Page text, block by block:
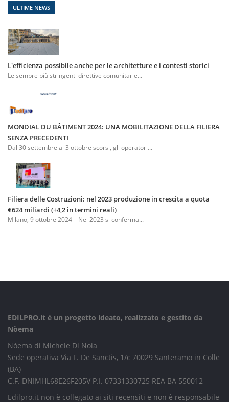
ULTIME NEWS
L'efficienza possibile anche per le architetture e i contesti storici
Le sempre più stringenti direttive comunitarie...
MONDIAL DU BÂTIMENT 2024: UNA MOBILITAZIONE DELLA FILIERA
SENZA PRECEDENTI
Dal 30 settembre al 3 ottobre scorsi, gli operatori...
Filiera delle Costruzioni: nel 2023 produzione in crescita a quota
€624 miliardi (+4,2 in termini reali)
Milano, 9 ottobre 2024 – Nel 2023 si conferma...
EDILPRO.it è un progetto ideato, realizzato e gestito da
Nòema
Nòema di Michele Di Noia
Sede operativa Via F. De Sanctis, 1/c 70029 Santeramo in Colle
(BA)
C.F. DNIMHL68E26F205V P.I. 07331330725 REA BA 550012
Edilpro.it non è collegato ai siti recensiti e non è responsabile